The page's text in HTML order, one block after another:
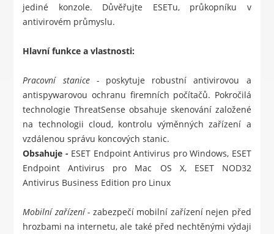
jediné konzole. Důvěřujte ESETu, průkopníku v
antivirovém průmyslu.
Hlavní funkce a vlastnosti:
Pracovní stanice - poskytuje robustní antivirovou a
antispywarovou ochranu firemních počítačů. Pokročilá
technologie ThreatSense obsahuje skenování založené
na technologii cloud, kontrolu výměnných zařízení a
vzdálenou správu koncových stanic.
Obsahuje - ESET Endpoint Antivirus pro Windows, ESET
Endpoint Antivirus pro Mac OS X, ESET NOD32
Antivirus Business Edition pro Linux
Mobilní zařízení - zabezpečí mobilní zařízení nejen před
hrozbami na internetu, ale také před nechtěnými výdaji